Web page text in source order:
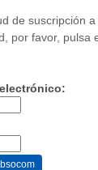
de suscripción
por favor, pulsa